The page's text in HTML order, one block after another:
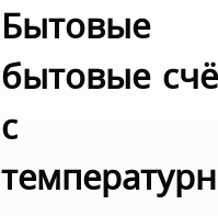
Бытовые
бытовые
с